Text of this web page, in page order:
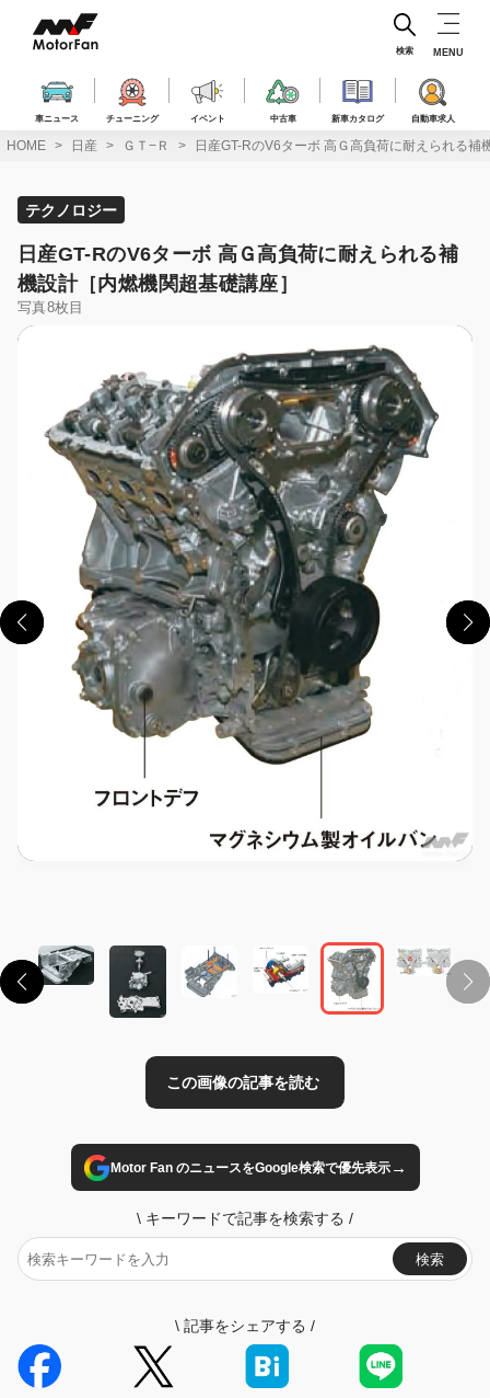
ス
車ニュース チューニング イベント 中古車 新車カタログ 自動車求人
検索 MENU
HOME 日産 ＧＴ−Ｒ 日産GT-RのV6ターボ 高Ｇ高負荷に耐えられる補
テクノロジー
日産GT-RのV6ターボ 高Ｇ高負荷に耐えられる補
機設計［内燃機関超基礎講座］
写真8枚目
Motor Fan のニュースをGoogle検索で優先表示→
\ キーワードで記事を検索する /
検索
\ 記事をシェアする /